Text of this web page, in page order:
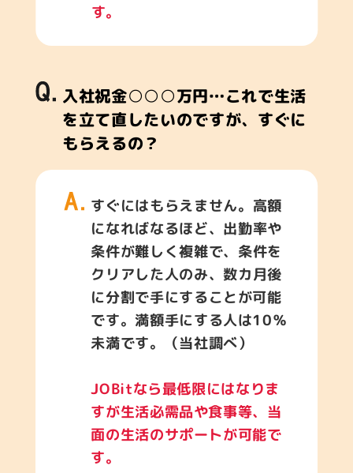
す。
入社祝金○○○万円…これで生活
を立て直したいのですが、すぐに
もらえるの？
すぐにはもらえません。高額
になればなるほど、出勤率や
条件が難しく複雑で、条件を
クリアした人のみ、数カ月後
に分割で手にすることが可能
です。満額手にする人は10％
未満です。（当社調べ）
JOBitなら最低限にはなりま
すが生活必需品や食事等、当
面の生活のサポートが可能で
す。